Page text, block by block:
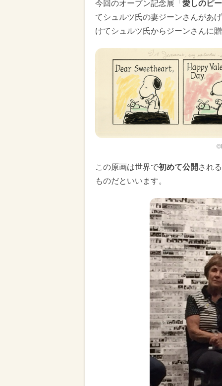
今回のオープン記念展「 愛しのピ
てシュルツ氏の妻ジーンさんがあ
けてシュルツ氏からジーンさんに
この原画は世界で初めて公開 され
ものだといいます。